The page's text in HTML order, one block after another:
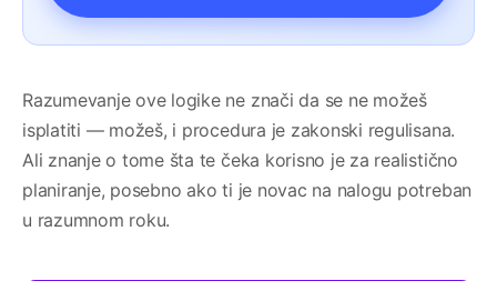
Razumevanje ove logike ne znači da se ne možeš
isplatiti — možeš, i procedura je zakonski regulisana.
Ali znanje o tome šta te čeka korisno je za realistično
planiranje, posebno ako ti je novac na nalogu potreban
u razumnom roku.